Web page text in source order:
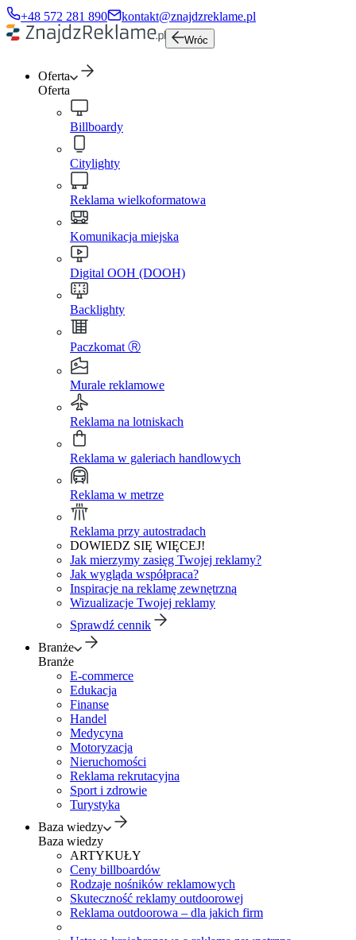
+48 572 281 890 kontakt@znajdzreklame.pl
Wróc
Oferta
Oferta
Billboardy
Citylighty
Reklama wielkoformatowa
Komunikacja miejska
Digital OOH (DOOH)
Backlighty
Paczkomat Ⓡ
Murale reklamowe
Reklama na lotniskach
Reklama w galeriach handlowych
Reklama w metrze
Reklama przy autostradach
DOWIEDZ SIĘ WIĘCEJ!
Jak mierzymy zasięg Twojej reklamy?
Jak wygląda współpraca?
Inspiracje na reklamę zewnętrzną
Wizualizacje Twojej reklamy
Sprawdź cennik
Branże
Branże
E-commerce
Edukacja
Finanse
Handel
Medycyna
Motoryzacja
Nieruchomości
Reklama rekrutacyjna
Sport i zdrowie
Turystyka
Baza wiedzy
Baza wiedzy
ARTYKUŁY
Ceny billboardów
Rodzaje nośników reklamowych
Skuteczność reklamy outdoorowej
Reklama outdoorowa – dla jakich firm